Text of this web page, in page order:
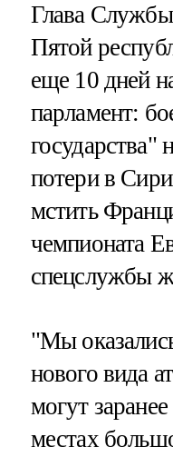
Глава Службы
Пятой
еще 10 дней
парламент:
государства"
потери в
мстить
чемпионата
спецслужбы
"Мы
нового вида
могут
местах